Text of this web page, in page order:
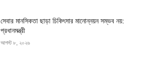
সেবার মানসিকতা ছাড়া চিকিৎসার মানোন্নয়ন সম্ভব নয়:
প্রধানমন্ত্রী
আগস্ট ৮, ২০২৬